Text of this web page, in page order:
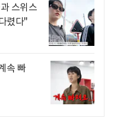
스위스
렸다"
속 빠